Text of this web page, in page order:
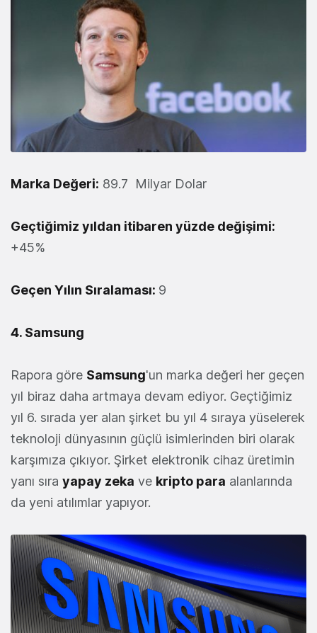
Marka Değeri: 89.7 Milyar Dolar
Geçtiğimiz yıldan itibaren yüzde değişimi:
+45%
Geçen Yılın Sıralaması: 9
4. Samsung
Rapora göre Samsung'un marka değeri her geçen
yıl biraz daha artmaya devam ediyor. Geçtiğimiz
yıl 6. sırada yer alan şirket bu yıl 4 sıraya yüselerek
teknoloji dünyasının güçlü isimlerinden biri olarak
karşımıza çıkıyor. Şirket elektronik cihaz üretimin
yanı sıra yapay zeka ve kripto para alanlarında
da yeni atılımlar yapıyor.